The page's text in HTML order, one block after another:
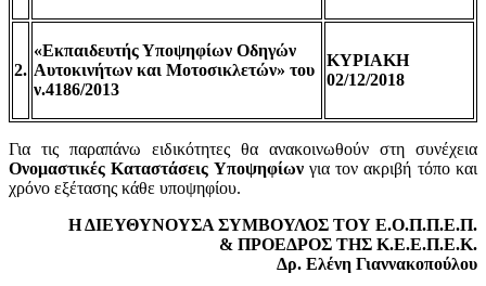
2.
«Εκπαιδευτής Υποψηφίων Οδηγών
Αυτοκινήτων και Μοτοσικλετών» του
ν.4186/2013
ΚΥΡΙΑΚΗ
02/12/2018
Για τις παραπάνω ειδικότητες θα ανακοινωθούν στη συνέχεια
Ονομαστικές Καταστάσεις Υποψηφίωνγια τον ακριβή τόπο και
χρόνο εξέτασης κάθε υποψηφίου.
Η ΔΙΕΥΘΥΝΟΥΣΑ ΣΥΜΒΟΥΛΟΣ ΤΟΥ Ε.Ο.Π.Π.Ε.Π.
& ΠΡΟΕΔΡΟΣ ΤΗΣ Κ.Ε.Ε.Π.Ε.Κ.
Δρ. Ελένη Γιαννακοπούλου